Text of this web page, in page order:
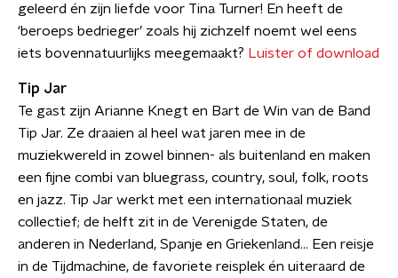
geleerd én zijn liefde voor Tina Turner! En heeft de
‘beroeps bedrieger’ zoals hij zichzelf noemt wel eens
iets bovennatuurlijks meegemaakt? Luister of download
Tip Jar
Te gast zijn Arianne Knegt en Bart de Win van de Band
Tip Jar. Ze draaien al heel wat jaren mee in de
muziekwereld in zowel binnen- als buitenland en maken
een fijne combi van bluegrass, country, soul, folk, roots
en jazz. Tip Jar werkt met een internationaal muziek
collectief; de helft zit in de Verenigde Staten, de
anderen in Nederland, Spanje en Griekenland… Een reisje
in de Tijdmachine, de favoriete reisplek én uiteraard de